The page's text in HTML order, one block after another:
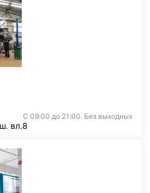
С 09:00 до 21:00. Без выходных
вл.8